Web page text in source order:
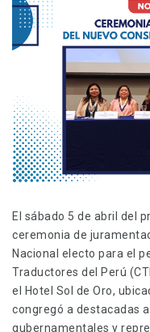
El sábado 5 de abril del
ceremonia de
Nacional electo para el
Traductores del Perú
el Hotel Sol de Oro,
congregó a destacadas
gubernamentales y